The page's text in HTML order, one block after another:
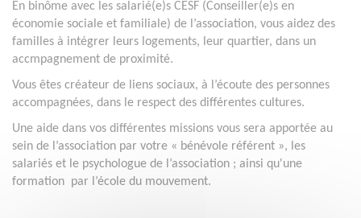
En binôme avec les salarié(e)s CESF (Conseiller(e)s en
économie sociale et familiale) de l’association, vous aidez des
familles à intégrer leurs logements, leur quartier, dans un
accmpagnement de proximité.
Vous êtes créateur de liens sociaux, à l’écoute des personnes
accompagnées, dans le respect des différentes cultures.
Une aide dans vos différentes missions vous sera apportée au
sein de l’association par votre « bénévole référent », les
salariés et le psychologue de l’association ; ainsi qu'une
formation par l’école du mouvement.